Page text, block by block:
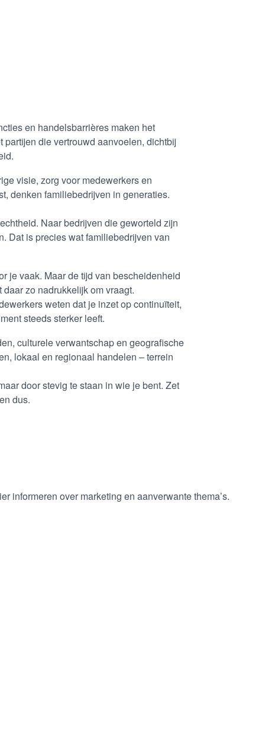
en handelsbarrières maken het
die vertrouwd aanvoelen, dichtbij
visie, zorg voor medewerkers en
denken familiebedrijven in generaties.
Naar bedrijven die geworteld zijn
Dat is precies wat familiebedrijven van
je vaak. Maar de tijd van bescheidenheid
zo nadrukkelijk om vraagt.
weten dat je inzet op continuïteit,
steeds sterker leeft.
culturele verwantschap en geografische
lokaal en regionaal handelen – terrein
door stevig te staan in wie je bent. Zet
dus.
informeren over marketing en aanverwante thema’s.